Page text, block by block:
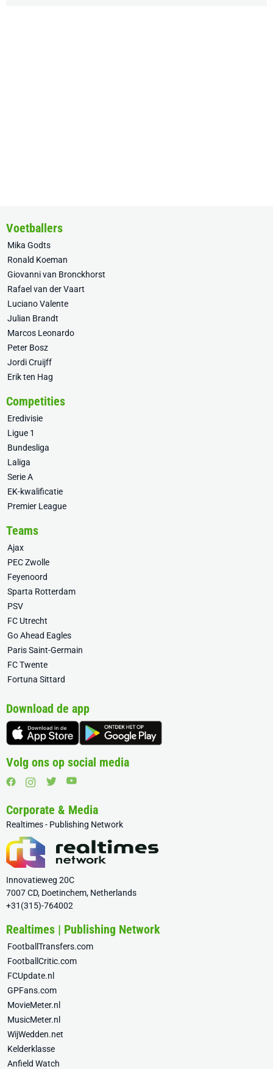
Voetballers
Mika Godts
Ronald Koeman
Giovanni van Bronckhorst
Rafael van der Vaart
Luciano Valente
Julian Brandt
Marcos Leonardo
Peter Bosz
Jordi Cruijff
Erik ten Hag
Competities
Eredivisie
Ligue 1
Bundesliga
Laliga
Serie A
EK-kwalificatie
Premier League
Teams
Ajax
PEC Zwolle
Feyenoord
Sparta Rotterdam
PSV
FC Utrecht
Go Ahead Eagles
Paris Saint-Germain
FC Twente
Fortuna Sittard
Download de app
Volg ons op social media
Corporate & Media
Realtimes - Publishing Network
Innovatieweg 20C
7007 CD, Doetinchem, Netherlands
+31(315)-764002
Realtimes | Publishing Network
FootballTransfers.com
FootballCritic.com
FCUpdate.nl
GPFans.com
MovieMeter.nl
MusicMeter.nl
WijWedden.net
Kelderklasse
Anfield Watch